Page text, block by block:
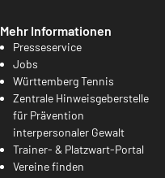
Mehr Informationen
Presseservice
Jobs
Württemberg Tennis
Zentrale Hinweisgeberstelle
für Prävention
interpersonaler Gewalt
Trainer- & Platzwart-Portal
Vereine finden